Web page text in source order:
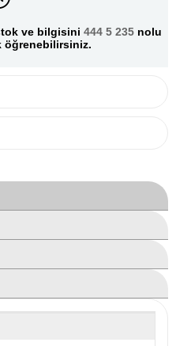
ve bilgisini 444 5 235 nolu
öğrenebilirsiniz.